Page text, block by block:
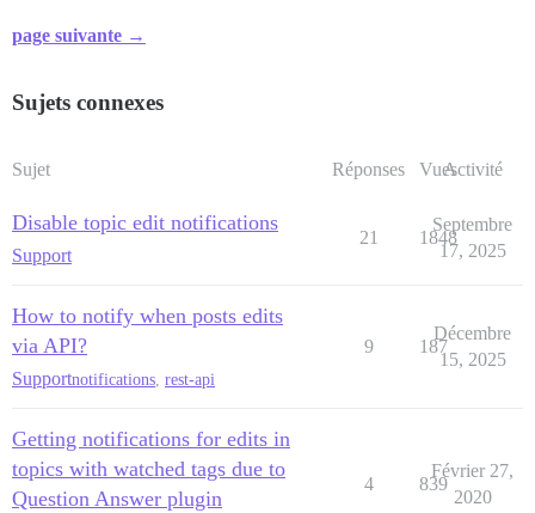
page suivante →
Sujets connexes
Sujet Réponses VuesActivité
Disable topic edit notifications
Support
21 1848
Septembre
17, 2025
How to notify when posts edits
via API?
Supportnotifications rest-api
9 187
Décembre
15, 2025
Getting notifications for edits in
topics with watched tags due to
Question Answer plugin
4 839
Février 27,
2020